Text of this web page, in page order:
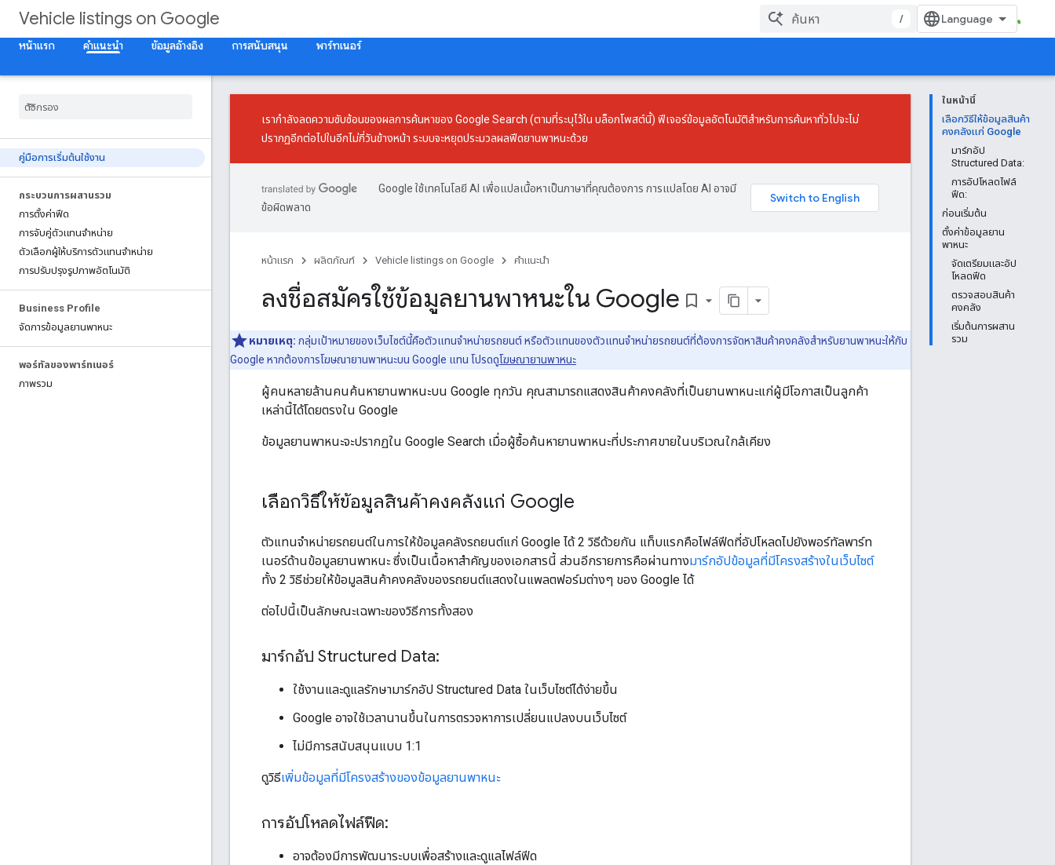
Vehicle listings on Google
/
หน้าแรก
คำแนะนำ ข้อมูลอ้างอิง การสนับสนุน พาร์ทเนอร์
คู่มือการเริ่มต้นใช้งาน
กระบวนการผสานรวม
การตั้งค่าฟีด
การจับคู่ตัวแทนจําหน่าย
ตัวเลือกผู้ให้บริการตัวแทนจําหน่าย
การปรับปรุงรูปภาพอัตโนมัติ
Business Profile
จัดการข้อมูลยานพาหนะ
พอร์ทัลของพาร์ทเนอร์
ภาพรวม
ในหน้านี้
เลือกวิธีให้ข้อมูลสินค้า
คงคลังแก่ Google
มาร์กอัป
Structured Data:
การอัปโหลดไฟล์
ฟีด:
ก่อนเริ่มต้น
ตั้งค่าข้อมูลยาน
พาหนะ
จัดเตรียมและอัป
โหลดฟีด
ตรวจสอบสินค้า
คงคลัง
เริ่มต้นการผสาน
รวม
เรากำลังลดความซับซ้อนของผลการค้นหาของ Google Search (ตามที่ระบุไว้ใน บล็อกโพสต์นี้) ฟีเจอร์ข้อมูลอัตโนมัติสำหรับการค้นหาทั่วไปจะไม่
ปรากฏอีกต่อไปในอีกไม่กี่วันข้างหน้า ระบบจะหยุดประมวลผลฟีดยานพาหนะด้วย
Google ใช้เทคโนโลยี AI เพื่อแปลเนื้อหาเป็นภาษาที่คุณต้องการ การแปลโดย AI อาจมี
ข้อผิดพลาด
หน้าแรก ผลิตภัณฑ์ Vehicle listings on Google คำแนะนำ
ลงชื่อสมัครใช้ข้อมูลยานพาหนะใน Google bookmark_border
หมายเหตุ: กลุ่มเป้าหมายของเว็บไซต์นี้คือตัวแทนจําหน่ายรถยนต์ หรือตัวแทนของตัวแทนจําหน่ายรถยนต์ที่ต้องการจัดหาสินค้าคงคลังสำหรับยานพาหนะให้กับ
Google หากต้องการโฆษณายานพาหนะบน Google แทน โปรดดูโฆษณายานพาหนะ
ผู้คนหลายล้านคนค้นหายานพาหนะบน Google ทุกวัน คุณสามารถแสดงสินค้าคงคลังที่เป็นยานพาหนะแก่ผู้มีโอกาสเป็นลูกค้า
เหล่านี้ได้โดยตรงใน Google
ข้อมูลยานพาหนะจะปรากฏใน Google Search เมื่อผู้ซื้อค้นหายานพาหนะที่ประกาศขายในบริเวณใกล้เคียง
เลือกวิธีให้ข้อมูลสินค้าคงคลังแก่ Google
ตัวแทนจำหน่ายรถยนต์ในการให้ข้อมูลคลังรถยนต์แก่ Google ได้ 2 วิธีด้วยกัน แท็บแรกคือไฟล์ฟีดที่อัปโหลดไปยังพอร์ทัลพาร์ท
เนอร์ด้านข้อมูลยานพาหนะ ซึ่งเป็นเนื้อหาสำคัญของเอกสารนี้ ส่วนอีกรายการคือผ่านทางมาร์กอัปข้อมูลที่มีโครงสร้างในเว็บไซต์
ทั้ง 2 วิธีช่วยให้ข้อมูลสินค้าคงคลังของรถยนต์แสดงในแพลตฟอร์มต่างๆ ของ Google ได้
ต่อไปนี้เป็นลักษณะเฉพาะของวิธีการทั้งสอง
มาร์กอัป Structured Data:
ใช้งานและดูแลรักษามาร์กอัป Structured Data ในเว็บไซต์ได้ง่ายขึ้น
Google อาจใช้เวลานานขึ้นในการตรวจหาการเปลี่ยนแปลงบนเว็บไซต์
ไม่มีการสนับสนุนแบบ 1:1
ดูวิธีเพิ่มข้อมูลที่มีโครงสร้างของข้อมูลยานพาหนะ
การอัปโหลดไฟล์ฟีด:
อาจต้องมีการพัฒนาระบบเพื่อสร้างและดูแลไฟล์ฟีด